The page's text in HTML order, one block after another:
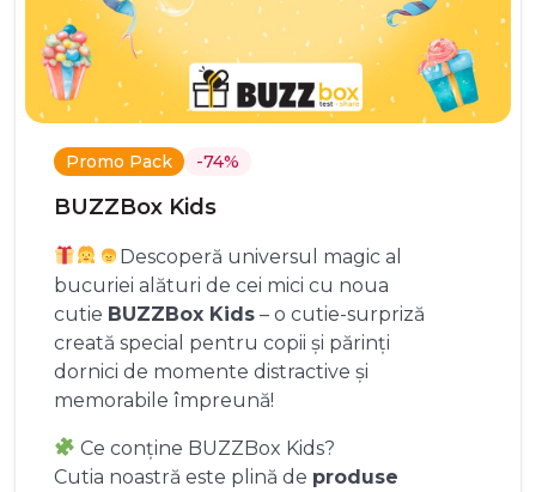
Promo Pack -74%
BUZZBox Kids
Descoperă universul magic al
bucuriei alături de cei mici cu noua
cutie BUZZBox Kids – o cutie-surpriză
creată special pentru copii și părinți
dornici de momente distractive și
memorabile împreună!
Ce conține BUZZBox Kids?
Cutia noastră este plină de produse